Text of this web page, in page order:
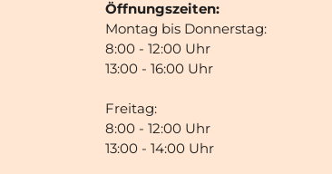
Öffnungszeiten:
Montag bis Donnerstag:
8:00 - 12:00 Uhr
13:00 - 16:00 Uhr
Freitag:
8:00 - 12:00 Uhr
13:00 - 14:00 Uhr